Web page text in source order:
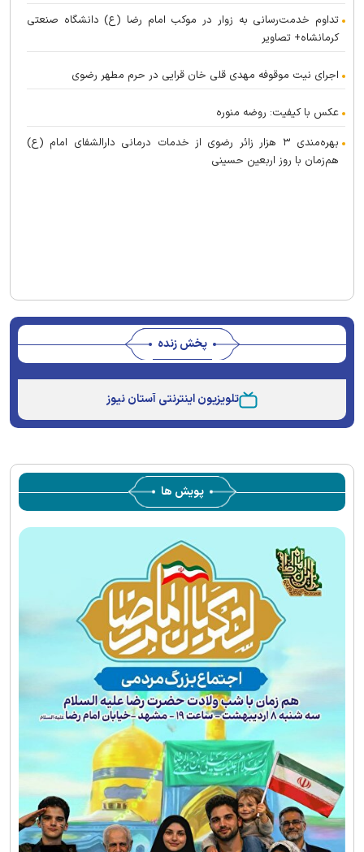
تداوم خدمت‌رسانی به زوار در موکب امام رضا (ع) دانشگاه صنعتی
کرمانشاه+ تصاویر
اجرای نیت موقوفه مهدی قلی خان قرایی در حرم مطهر رضوی
عکس با کیفیت: روضه منوره
بهره‌مندی ۳ هزار زائر رضوی از خدمات درمانی دارالشفای امام (ع)
هم‌زمان با روز اربعین حسینی
پخش زنده
تلویزیون اینترنتی آستان نیوز
پویش ها